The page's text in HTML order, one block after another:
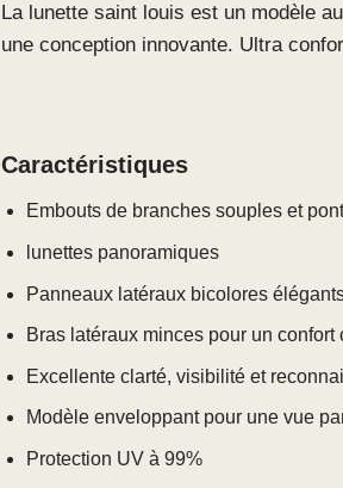
La lunette saint louis est un modèle
une conception innovante. Ultra
Caractéristiques
Embouts de branches souples et
lunettes panoramiques
Panneaux latéraux bicolores
Bras latéraux minces pour un
Excellente clarté, visibilité et
Modèle enveloppant pour une vue
Protection UV à 99%